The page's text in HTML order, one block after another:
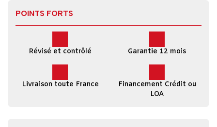
POINTS FORTS
Révisé et contrôlé Garantie 12 mois
Livraison toute France
Financement Crédit ou
LOA